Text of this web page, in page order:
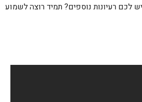
רעיונות נוספים? תמיד רוצה לשמוע